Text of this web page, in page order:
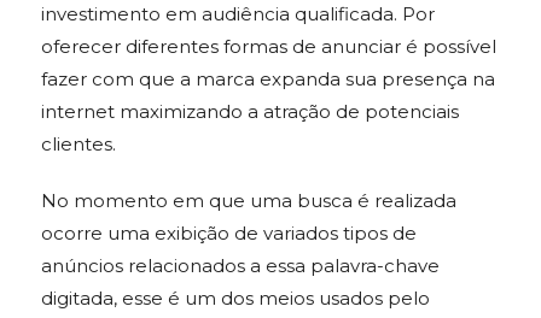
investimento em audiência qualificada. Por
oferecer diferentes formas de anunciar é possível
fazer com que a marca expanda sua presença na
internet maximizando a atração de potenciais
clientes.
No momento em que uma busca é realizada
ocorre uma exibição de variados tipos de
anúncios relacionados a essa palavra-chave
digitada, esse é um dos meios usados pelo